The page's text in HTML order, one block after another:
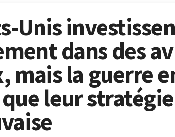
Unis
dans des
mais la guerre
leur